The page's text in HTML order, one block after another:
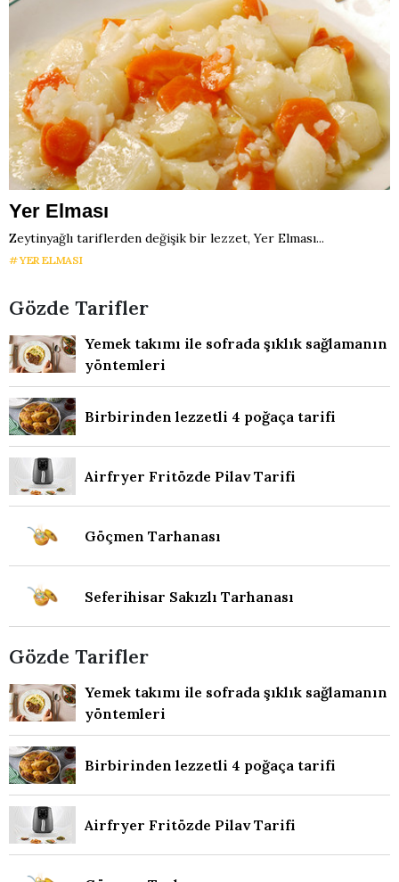
Yer Elması
Zeytinyağlı tariflerden değişik bir lezzet, Yer Elması...
YER ELMASI
Gözde Tarifler
Yemek takımı ile sofrada şıklık sağlamanın
yöntemleri
Birbirinden lezzetli 4 poğaça tarifi
Airfryer Fritözde Pilav Tarifi
Göçmen Tarhanası
Seferihisar Sakızlı Tarhanası
Gözde Tarifler
Yemek takımı ile sofrada şıklık sağlamanın
yöntemleri
Birbirinden lezzetli 4 poğaça tarifi
Airfryer Fritözde Pilav Tarifi